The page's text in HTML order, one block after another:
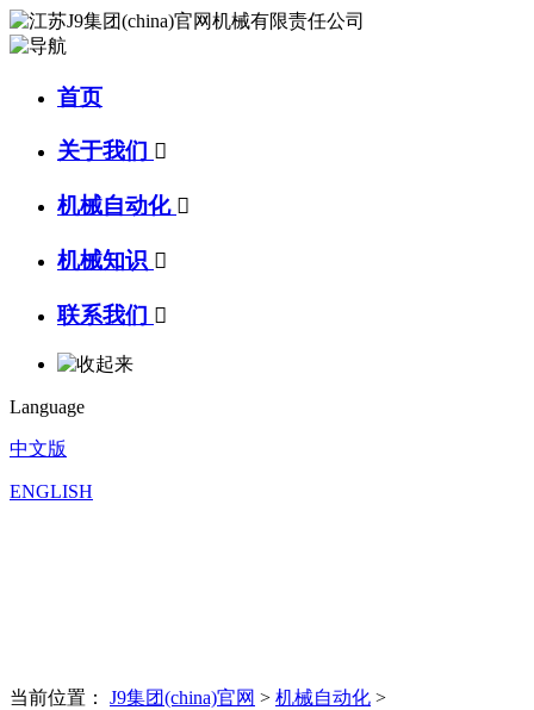
首页
关于我们 
机械自动化 
机械知识 
联系我们 
Language
中文版
ENGLISH
当前位置： J9集团(china)官网 > 机械自动化 >